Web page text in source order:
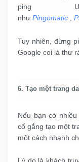
ping
như Pingomatic
Tuy nhiên, đừng
Google coi là thư
6. Tạo một trang
Nếu bạn có
cố gắng tạo một
một cách nhanh